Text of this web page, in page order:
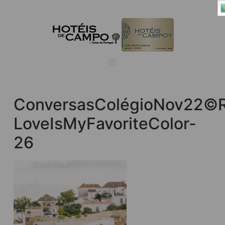
LoveIsMyFavoriteColor-
26